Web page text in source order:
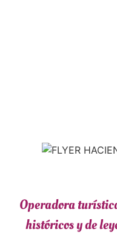
Operadora
históricos y de